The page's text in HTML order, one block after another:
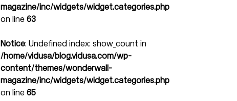
magazine/inc/widgets/widget.categories.php
on line 63
Notice: Undefined index: show_count in
/home/vidusa/blog.vidusa.com/wp-
content/themes/wonderwall-
magazine/inc/widgets/widget.categories.php
on line 65